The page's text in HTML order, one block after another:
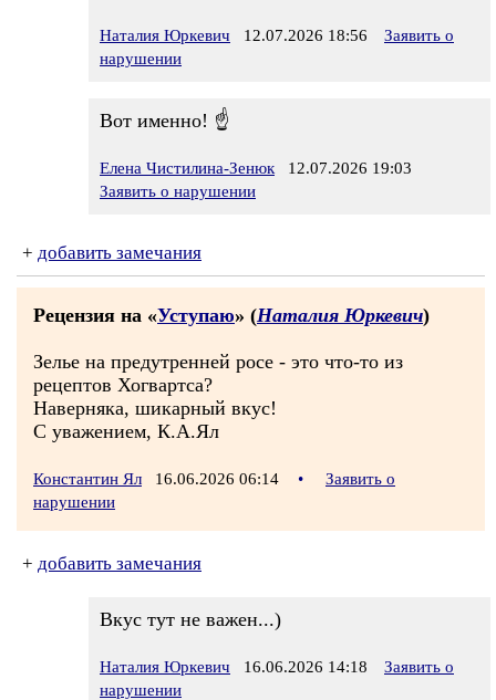
Наталия Юркевич 12.07.2026 18:56
Заявить о
нарушении
Вот именно! ☝️
Елена Чистилина-Зенюк 12.07.2026 19:03
Заявить о нарушении
+ добавить замечания
Рецензия на «Уступаю» (Наталия Юркевич)
Зелье на предутренней росе - это что-то из
рецептов Хогвартса?
Наверняка, шикарный вкус!
С уважением, К.А.Ял
Константин Ял 16.06.2026 06:14 •
Заявить о
нарушении
+ добавить замечания
Вкус тут не важен...)
Наталия Юркевич 16.06.2026 14:18
Заявить о
нарушении